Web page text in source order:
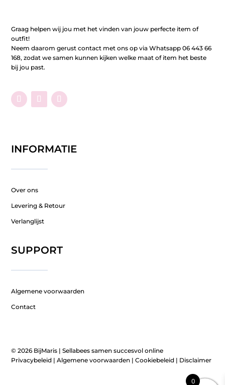
Graag helpen wij jou met het vinden van jouw perfecte item of
outfit!
Neem daarom gerust contact met ons op via Whatsapp 06 443 66
168, zodat we samen kunnen kijken welke maat of item het beste
bij jou past.
INFORMATIE
Over ons
Levering & Retour
Verlanglijst
SUPPORT
Algemene voorwaarden
Contact
© 2026 BijMaris |Sellabees samen succesvol online
Privacybeleid |Algemene voorwaarden |Cookiebeleid | Disclaimer
0